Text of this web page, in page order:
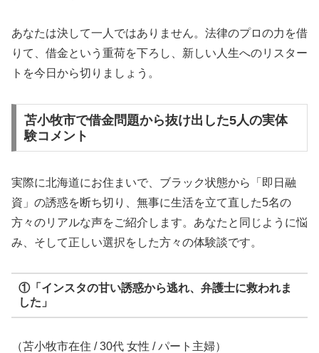
あなたは決して一人ではありません。法律のプロの力を借
りて、借金という重荷を下ろし、新しい人生へのリスター
トを今日から切りましょう。
苫小牧市で借金問題から抜け出した5人の実体
験コメント
実際に北海道にお住まいで、ブラック状態から「即日融
資」の誘惑を断ち切り、無事に生活を立て直した5名の
方々のリアルな声をご紹介します。あなたと同じように悩
み、そして正しい選択をした方々の体験談です。
①「インスタの甘い誘惑から逃れ、弁護士に救われま
した」
（苫小牧市在住 / 30代 女性 / パート主婦）